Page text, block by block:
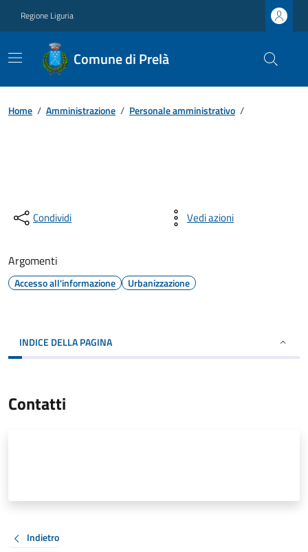
Regione Liguria
Comune di Prelà
Home / Amministrazione / Personale amministrativo /
Condividi Vedi azioni
Argomenti
Accesso all'informazione Urbanizzazione
INDICE DELLA PAGINA
Contatti
Indietro